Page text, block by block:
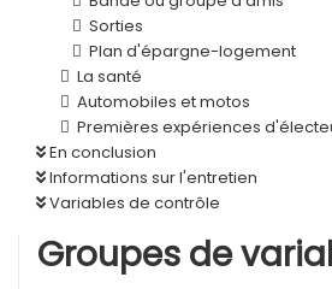
Sorties
Plan d'épargne-logement
La santé
Automobiles et motos
Premières expériences
En conclusion
Informations sur l'entretien
Variables de contrôle
Groupes de